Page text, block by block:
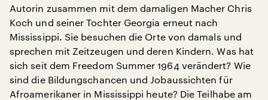
Autorin zusammen mit dem damaligen Macher Chris
Koch und seiner Tochter Georgia erneut nach
Mississippi. Sie besuchen die Orte von damals und
sprechen mit Zeitzeugen und deren Kindern. Was hat
sich seit dem Freedom Summer 1964 verändert? Wie
sind die Bildungschancen und Jobaussichten für
Afroamerikaner in Mississippi heute? Die Teilhabe am